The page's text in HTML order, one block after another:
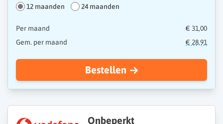
12 maanden 24 maanden
Per maand
€ 31,00
Gem. per maand
€ 28,91
Bestellen
Onbeperkt